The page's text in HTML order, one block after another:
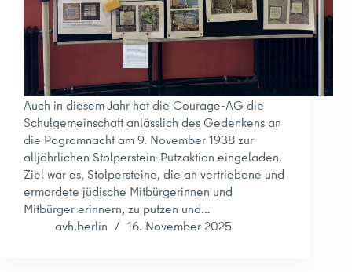
Auch in diesem Jahr hat die Courage-AG die
Schulgemeinschaft anlässlich des Gedenkens an
die Pogromnacht am 9. November 1938 zur
alljährlichen Stolperstein-Putzaktion eingeladen.
Ziel war es, Stolpersteine, die an vertriebene und
ermordete jüdische Mitbürgerinnen und
Mitbürger erinnern, zu putzen und…
avh.berlin
16. November 2025